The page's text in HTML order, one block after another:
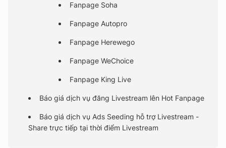
Fanpage Soha
Fanpage Autopro
Fanpage Herewego
Fanpage WeChoice
Fanpage King Live
Báo giá dịch vụ đăng Livestream lên Hot Fanpage
Báo giá dịch vụ Ads Seeding hỗ trợ Livestream -
Share trực tiếp tại thời điểm Livestream